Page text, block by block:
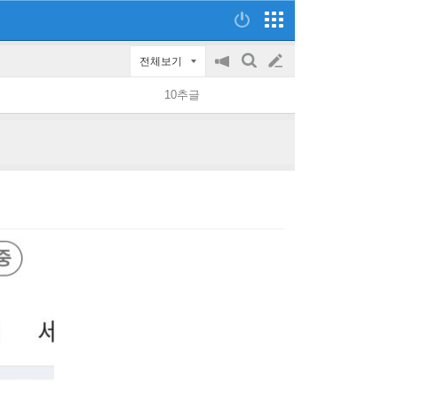
전체보기
공
on/off
검
글
쓰
10추글